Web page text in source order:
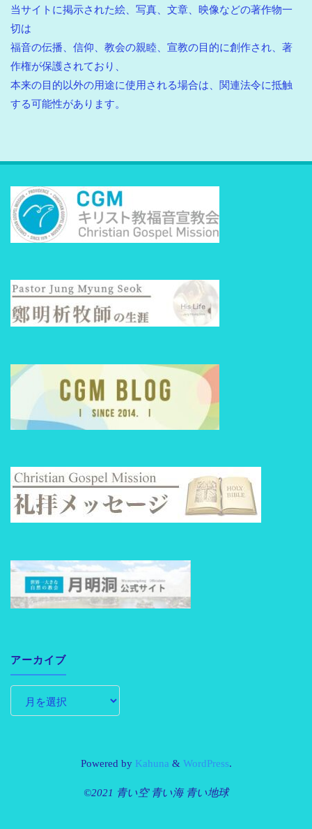
当サイトに掲示された絵、写真、文章、映像などの著作物一
切は
福音の伝播、信仰、教会の親睦、宣教の目的に創作され、著
作権が保護されており、
本来の目的以外の用途に使用される場合は、関連法令に抵触
する可能性があります。
アーカイブ
Powered byKahuna & WordPress.
©2021 青い空 青い海 青い地球